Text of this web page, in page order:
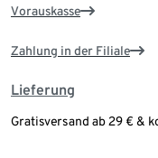
Vorauskasse
Zahlung in der Filiale
Lieferung
Gratisversand ab 29 € &